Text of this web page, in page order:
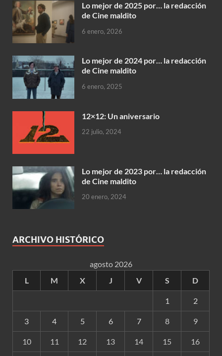
Lo mejor de 2025 por… la redacción
de Cine maldito
6 enero, 2026
Lo mejor de 2024 por… la redacción
de Cine maldito
6 enero, 2025
12×12: Un aniversario
22 julio, 2024
Lo mejor de 2023 por… la redacción
de Cine maldito
20 enero, 2024
ARCHIVO HISTÓRICO
agosto 2026
L
M X J V S D
1 2
3 4 5 6 7 8 9
10 11 12 13 14 15 16